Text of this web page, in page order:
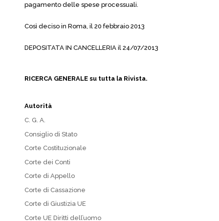
pagamento delle spese processuali.
Così deciso in Roma, il 20 febbraio 2013
DEPOSITATA IN CANCELLERIA il 24/07/2013
RICERCA GENERALE su tutta la Rivista.
Autorità
C. G. A.
Consiglio di Stato
Corte Costituzionale
Corte dei Conti
Corte di Appello
Corte di Cassazione
Corte di Giustizia UE
Corte UE Diritti dell’uomo